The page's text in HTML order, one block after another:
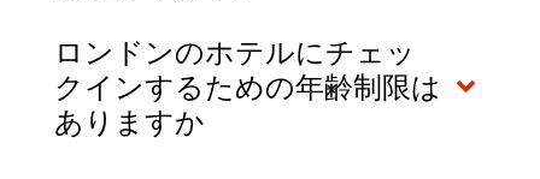
ロンドンのホテルにチェッ
クインするための年齢制限は
ありますか